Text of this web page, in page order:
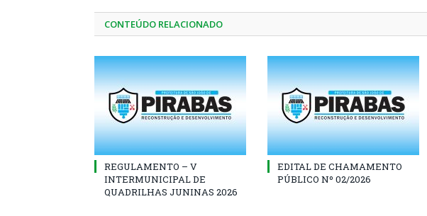
CONTEÚDO RELACIONADO
REGULAMENTO – V
INTERMUNICIPAL DE
QUADRILHAS JUNINAS 2026
EDITAL DE CHAMAMENTO
PÚBLICO Nº 02/2026